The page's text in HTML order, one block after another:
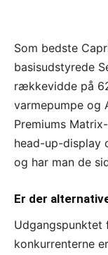
Som bedste
basisudstyrede
rækkevidde på
varmepumpe og
Premiums
head-up-display
og har man de
Er der
Udgangspunktet
konkurrenterne